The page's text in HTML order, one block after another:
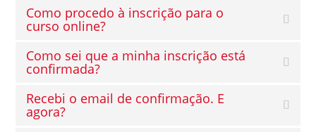
Como procedo à inscrição para o
curso online?
Como sei que a minha inscrição está
confirmada?
Recebi o email de confirmação. E
agora?